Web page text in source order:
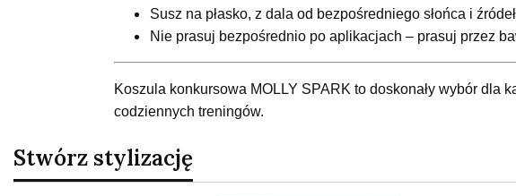
Susz na płasko, z dala od bezpośredniego słońca i
Nie prasuj bezpośrednio po aplikacjach – prasuj przez
Koszula konkursowa MOLLY SPARK to doskonały wybór
codziennych treningów.
Stwórz stylizację